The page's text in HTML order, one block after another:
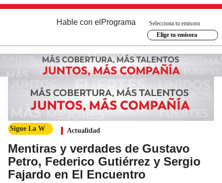
Hable con el Programa
Selecciona tu emisora
Elige tu emisora
Sigue La W Actualidad
Mentiras y verdades de Gustavo
Petro, Federico Gutiérrez y Sergio
Fajardo en El Encuentro